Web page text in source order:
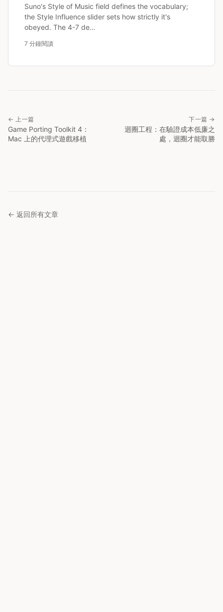
Suno's Style of Music field defines the vocabulary;
the Style Influence slider sets how strictly it's
obeyed. The 4-7 de…
7 分鐘閱讀
← 上一篇
Game Porting Toolkit 4：
Mac 上的代理式遊戲移植
下一篇 →
迴圈工程：在驗證成本低廉之
處，迴圈才能取勝
← 返回所有文章